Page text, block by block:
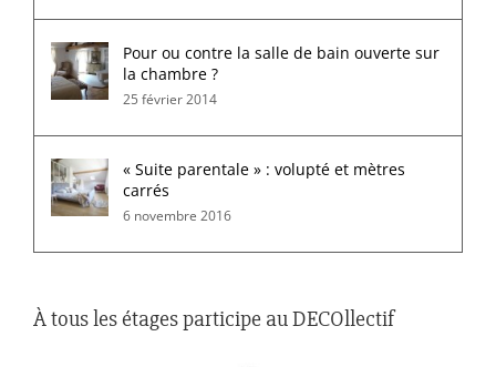
Pour ou contre la salle de bain ouverte sur
la chambre ?
25 février 2014
« Suite parentale » : volupté et mètres
carrés
6 novembre 2016
À tous les étages participe au DECOllectif